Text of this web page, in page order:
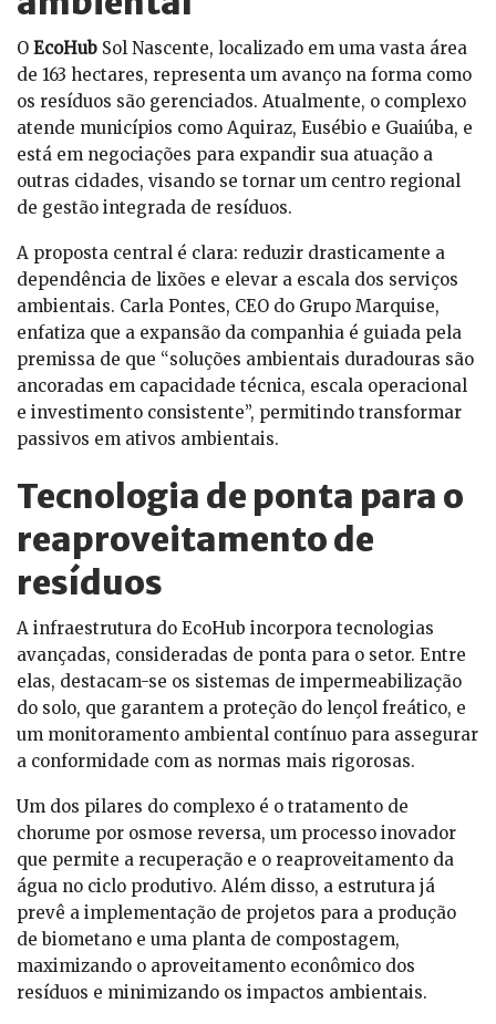
O EcoHub Sol Nascente, localizado em uma vasta área
de 163 hectares, representa um avanço na forma como
os resíduos são gerenciados. Atualmente, o complexo
atende municípios como Aquiraz, Eusébio e Guaiúba, e
está em negociações para expandir sua atuação a
outras cidades, visando se tornar um centro regional
de gestão integrada de resíduos.
A proposta central é clara: reduzir drasticamente a
dependência de lixões e elevar a escala dos serviços
ambientais. Carla Pontes, CEO do Grupo Marquise,
enfatiza que a expansão da companhia é guiada pela
premissa de que “soluções ambientais duradouras são
ancoradas em capacidade técnica, escala operacional
e investimento consistente”, permitindo transformar
passivos em ativos ambientais.
Tecnologia de ponta para o
reaproveitamento de
resíduos
A infraestrutura do EcoHub incorpora tecnologias
avançadas, consideradas de ponta para o setor. Entre
elas, destacam-se os sistemas de impermeabilização
do solo, que garantem a proteção do lençol freático, e
um monitoramento ambiental contínuo para assegurar
a conformidade com as normas mais rigorosas.
Um dos pilares do complexo é o tratamento de
chorume por osmose reversa, um processo inovador
que permite a recuperação e o reaproveitamento da
água no ciclo produtivo. Além disso, a estrutura já
prevê a implementação de projetos para a produção
de biometano e uma planta de compostagem,
maximizando o aproveitamento econômico dos
resíduos e minimizando os impactos ambientais.